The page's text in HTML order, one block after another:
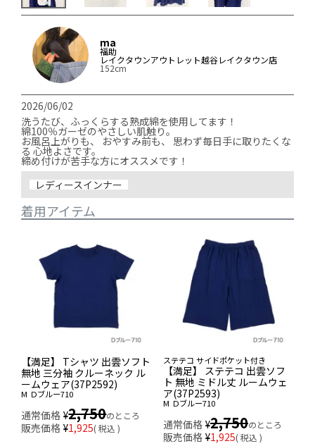
ma
福助
レイクタウンアウトレット越谷レイクタウン店
152cm
2026/06/02
洗うたび、ふっくらする熟成綿を使用してます！
綿100％ガーゼのやさしい肌触り。
お風呂上がりも、 おやすみ前も、 思わず毎日手に取りたくな
る 心地よさです。
締め付けが苦手な方にオススメです！
レディースインナー
着用アイテム
【満足】 Tシャツ 出雲ソフト
無地 三分袖 クルーネック ル
ームウェア(37P2592)
M Ｄブルー710
通常価格 ¥2,750のところ
販売価格 ¥1,925 税込
ステテコ サイドポケット付き
【満足】 ステテコ 出雲ソフ
ト 無地 ミドル丈 ルームウェ
ア(37P2593)
M Ｄブルー710
通常価格 ¥2,750のところ
販売価格 ¥1,925 税込